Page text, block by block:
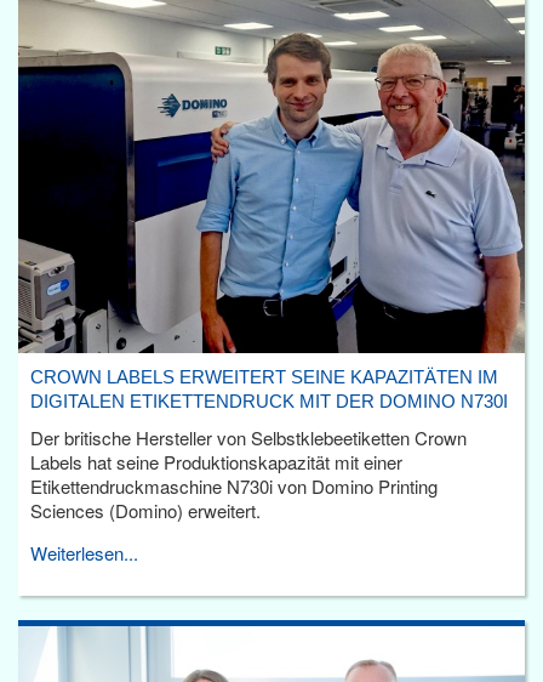
CROWN LABELS ERWEITERT SEINE KAPAZITÄTEN IM
DIGITALEN ETIKETTENDRUCK MIT DER DOMINO N730I
Der britische Hersteller von Selbstklebeetiketten Crown
Labels hat seine Produktionskapazität mit einer
Etikettendruckmaschine N730i von Domino Printing
Sciences (Domino) erweitert.
Weiterlesen...